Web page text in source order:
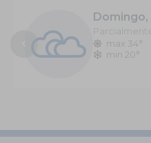
Domingo
max 34°
min 20°